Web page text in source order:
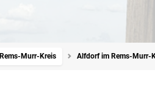
Rems-Murr-Kreis Alfdorf im Rems-Murr-